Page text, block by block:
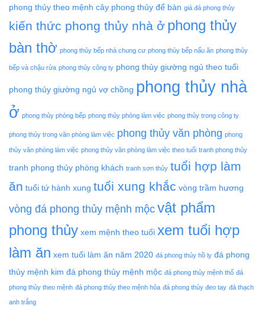
phong thủy theo mệnh cây phong thủy để bàn giá đá phong thủy
kiến thức phong thủy nhà ở phong thủy
bàn thờ phong thủy bếp nhà chung cư phong thủy bếp nấu ăn phong thủy
bếp và chậu rửa phong thủy công ty phong thủy giường ngủ theo tuổi
phong thủy giường ngủ vợ chồng phong thủy nhà
ở phong thủy phòng bếp phong thủy phòng làm việc phong thủy trong công ty
phong thủy trong văn phòng làm việc phong thủy văn phòng phong
thủy văn phòng làm việc phong thủy văn phòng làm việc theo tuổi tranh phong thủy
tranh phong thủy phòng khách tranh sơn thủy tuổi hợp làm
ăn tuổi tứ hành xung tuổi xung khắc vòng trầm hương
vòng đá phong thủy mệnh mộc vật phẩm
phong thủy xem mệnh theo tuổi xem tuổi hợp
làm ăn xem tuổi làm ăn năm 2020 đá phong thủy hồ ly đá phong
thủy mệnh kim đá phong thủy mệnh mộc đá phong thủy mệnh thổ đá
phong thủy theo mệnh đá phong thủy theo mệnh hỏa đá phong thủy đeo tay đá thạch
anh trắng